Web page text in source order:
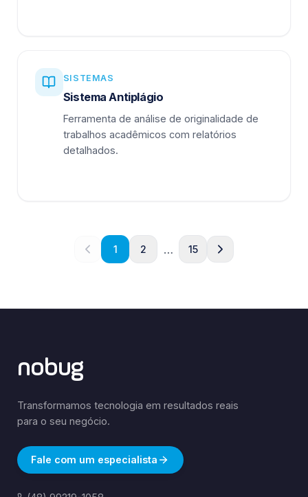
SISTEMAS
Sistema Antiplágio
Ferramenta de análise de originalidade de
trabalhos acadêmicos com relatórios
detalhados.
1 2 … 15
nobug
Transformamos tecnologia em resultados reais
para o seu negócio.
Fale com um especialista